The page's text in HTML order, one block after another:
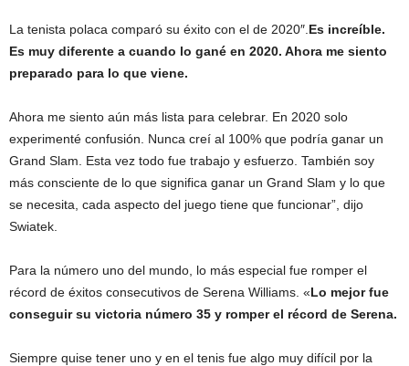
La tenista polaca comparó su éxito con el de 2020″. Es increíble.
Es muy diferente a cuando lo gané en 2020. Ahora me siento
preparado para lo que viene.
Ahora me siento aún más lista para celebrar. En 2020 solo
experimenté confusión. Nunca creí al 100% que podría ganar un
Grand Slam. Esta vez todo fue trabajo y esfuerzo. También soy
más consciente de lo que significa ganar un Grand Slam y lo que
se necesita, cada aspecto del juego tiene que funcionar”, dijo
Swiatek.
Para la número uno del mundo, lo más especial fue romper el
récord de éxitos consecutivos de Serena Williams. «Lo mejor fue
conseguir su victoria número 35 y romper el récord de Serena.
Siempre quise tener uno y en el tenis fue algo muy difícil por la